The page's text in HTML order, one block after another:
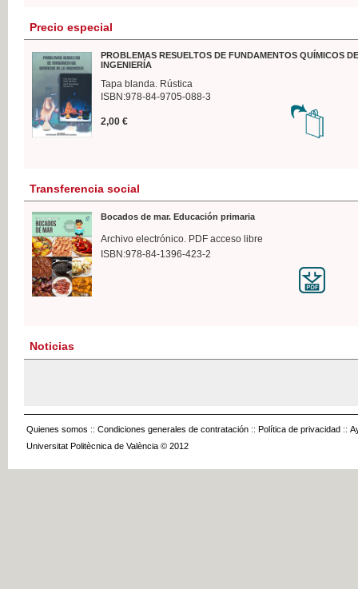
Precio especial
PROBLEMAS RESUELTOS DE FUNDAMENTOS QUÍMICOS
INGENIERÍA
Tapa blanda. Rústica
ISBN:978-84-9705-088-3
2,00 €
Transferencia social
Bocados de mar. Educación primaria
Archivo electrónico. PDF acceso libre
ISBN:978-84-1396-423-2
Noticias
Quienes somos :: Condiciones generales de contratación :: Política de privacidad ::
Universitat Politècnica de València © 2012